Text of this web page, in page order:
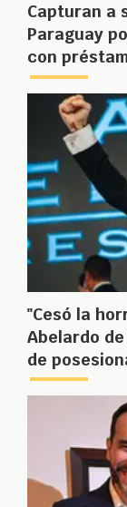
Capturan a
Paraguay
con
"Cesó la
Abelardo
de